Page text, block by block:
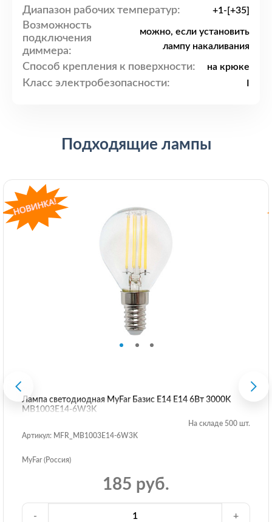
Диапазон рабочих температур: +1-[+35]
Возможность
подключения
диммера:
можно, если установить
лампу накаливания
Способ крепления к поверхности: на крюке
Класс электробезопасности:
Подходящие лампы
Лампа светодиодная MyFar Базис E14 E14 6Вт 3000K
MB1003E14-6W3K
На складе 500 шт.
Артикул: MFR_MB1003E14-6W3K
MyFar (Россия)
185 руб.
- +